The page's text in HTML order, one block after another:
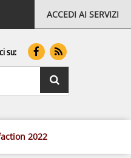
ACCEDI AI SERVIZI
su:
2022